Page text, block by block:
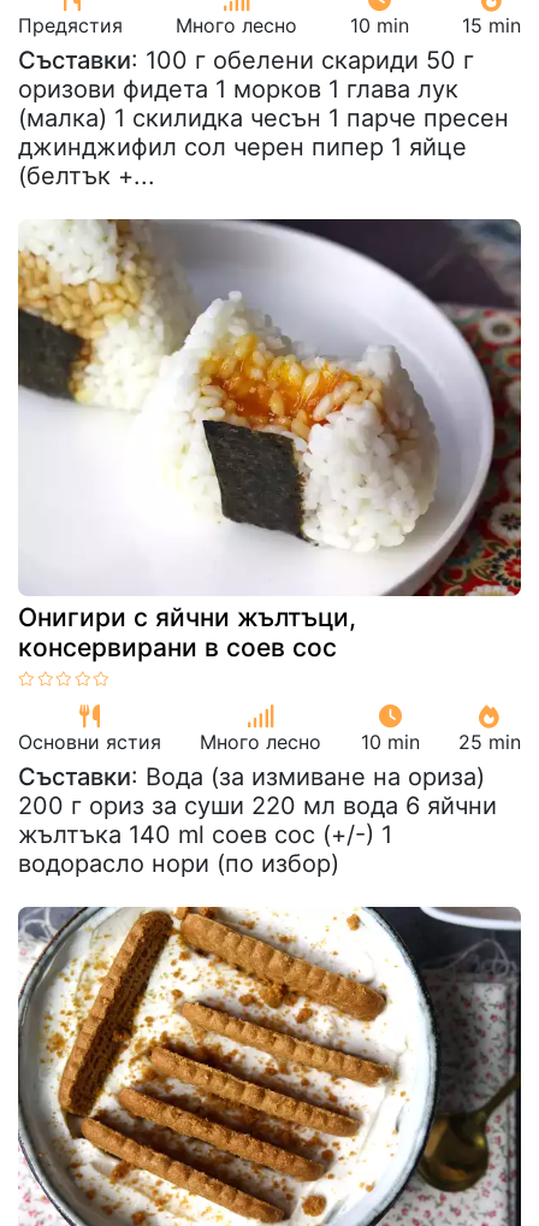
Предястия Много лесно 10 min 15 min
Съставки: 100 г обелени скариди 50 г
оризови фидета 1 морков 1 глава лук
(малка) 1 скилидка чесън 1 парче пресен
джинджифил сол черен пипер 1 яйце
(белтък +...
Онигири с яйчни жълтъци,
консервирани в соев сос
Основни ястия Много лесно 10 min 25 min
Съставки: Вода (за измиване на ориза)
200 г ориз за суши 220 мл вода 6 яйчни
жълтъка 140 ml соев сос (+/-) 1
водорасло нори (по избор)